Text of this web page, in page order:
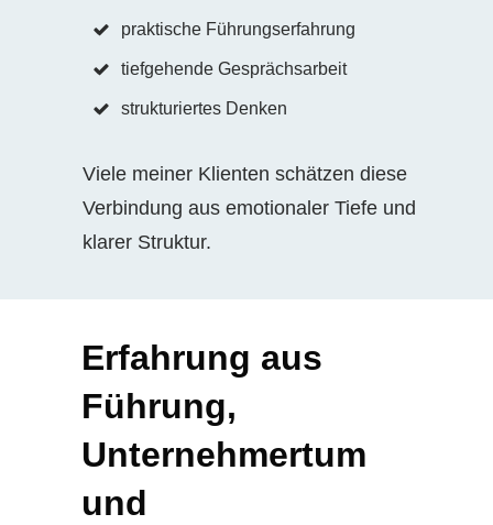
praktische Führungserfahrung
tiefgehende Gesprächsarbeit
strukturiertes Denken
Viele meiner Klienten schätzen diese
Verbindung aus emotionaler Tiefe und
klarer Struktur.
Erfahrung aus
Führung,
Unternehmertum
und